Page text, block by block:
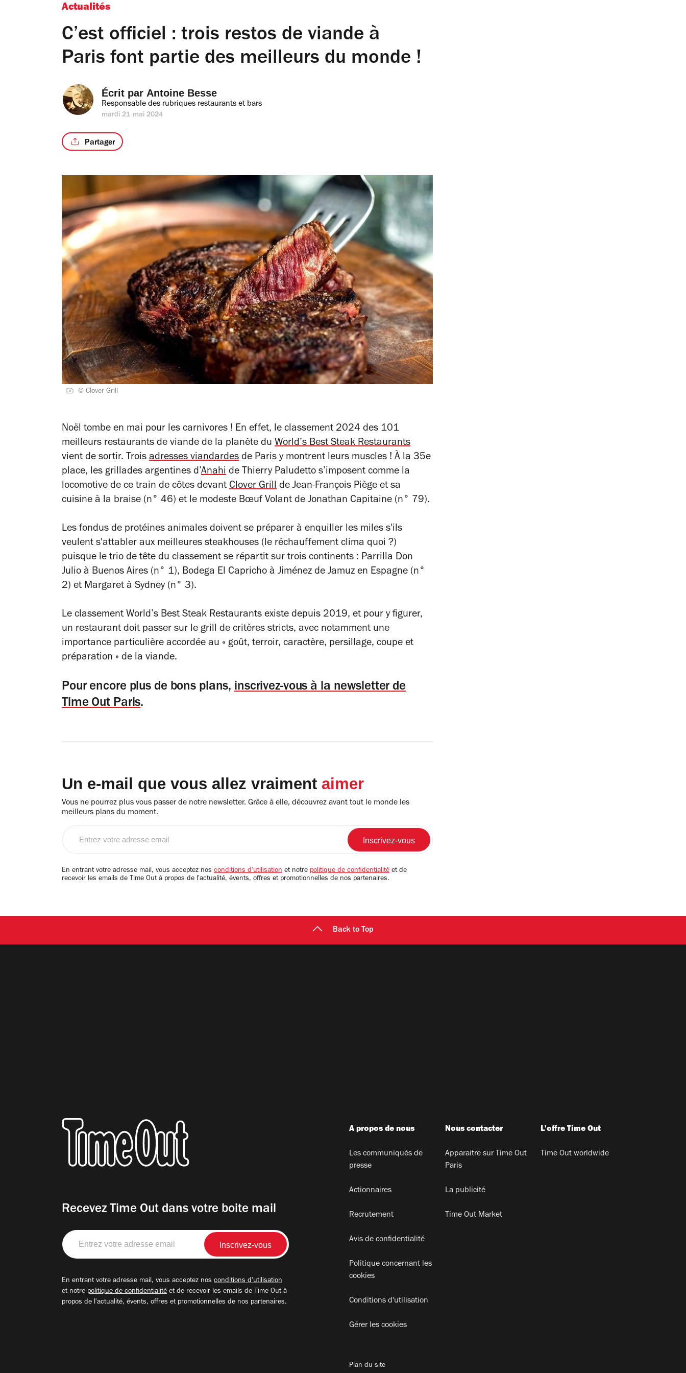
Actualités
C’est officiel : trois restos de viande à
Paris font partie des meilleurs du monde !
Écrit par Antoine Besse
Responsable des rubriques restaurants et bars
mardi 21 mai 2024
Partager
© Clover Grill
Noël tombe en mai pour les carnivores ! En effet, le classement 2024 des 101
meilleurs restaurants de viande de la planète du World’s Best Steak Restaurants
vient de sortir. Trois adresses viandardes de Paris y montrent leurs muscles ! À la 35e
place, les grillades argentines d’Anahi de Thierry Paludetto s’imposent comme la
locomotive de ce train de côtes devant Clover Grill de Jean-François Piège et sa
cuisine à la braise (n° 46) et le modeste Bœuf Volant de Jonathan Capitaine (n° 79).
Les fondus de protéines animales doivent se préparer à enquiller les miles s'ils
veulent s'attabler aux meilleures steakhouses (le réchauffement clima quoi ?)
puisque le trio de tête du classement se répartit sur trois continents : Parrilla Don
Julio à Buenos Aires (n° 1), Bodega El Capricho à Jiménez de Jamuz en Espagne (n°
2) et Margaret à Sydney (n° 3).
Le classement World’s Best Steak Restaurants existe depuis 2019, et pour y figurer,
un restaurant doit passer sur le grill de critères stricts, avec notamment une
importance particulière accordée au « goût, terroir, caractère, persillage, coupe et
préparation » de la viande.
Pour encore plus de bons plans, inscrivez-vous à la newsletter de
Time Out Paris.
Un e-mail que vous allez vraiment aimer
Vous ne pourrez plus vous passer de notre newsletter. Grâce à elle, découvrez avant tout le monde les
meilleurs plans du moment.
email
En entrant votre adresse mail, vous acceptez nos conditions d'utilisation et notre politique de confidentialité et de
recevoir les emails de Time Out à propos de l'actualité, évents, offres et promotionnelles de nos partenaires.
Back to Top
Recevez Time Out dans votre boite mail
Entrez
votre
adresse
En entrant votre adresse mail, vous acceptez nos conditions d'utilisation
et notre politique de confidentialité et de recevoir les emails de Time Out à
propos de l'actualité, évents, offres et promotionnelles de nos partenaires.
A propos de nous
Les communiqués de
presse
Actionnaires
Recrutement
Avis de confidentialité
Politique concernant les
cookies
Conditions d'utilisation
Gérer les cookies
Nous contacter
Apparaitre sur Time Out
Paris
La publicité
Time Out Market
L'offre Time Out
Time Out worldwide
Plan du site